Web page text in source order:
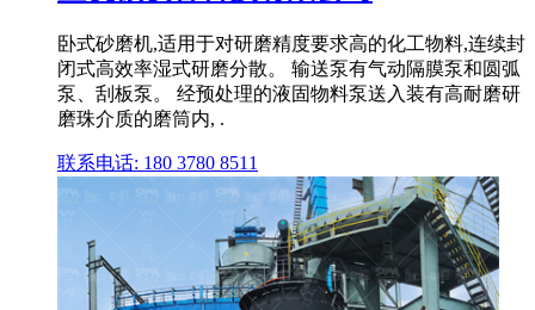
卧式砂磨机,适用于对研磨精度要求高的化工物料,连续封
闭式高效率湿式研磨分散。 输送泵有气动隔膜泵和圆弧
泵、刮板泵。 经预处理的液固物料泵送入装有高耐磨研
磨珠介质的磨筒内, .
联系电话: 180 3780 8511